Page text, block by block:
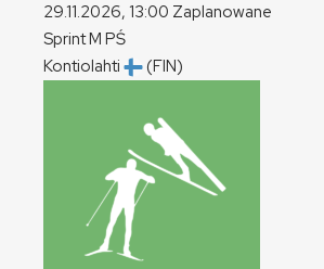
29.11.2026, 13:00 Zaplanowane
SprintM PŚ
Kontiolahti
(FIN)